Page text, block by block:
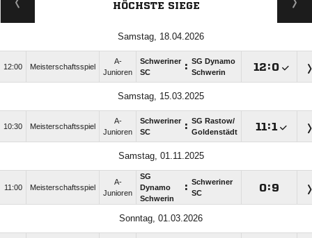
HÖCHSTE SIEGE
Samstag, 18.04.2026
12:00 Meisterschaftsspiel
A-
Junioren
Schweriner
SC
: SG Dynamo
Schwerin
:
Samstag, 15.03.2025
10:30 Meisterschaftsspiel
A-
Junioren
Schweriner
SC
: SG Rastow/​
Goldenstädt
:
Samstag, 01.11.2025
11:00 Meisterschaftsspiel
A-
Junioren
SG
Dynamo
Schwerin
: Schweriner
SC
:
Sonntag, 01.03.2026